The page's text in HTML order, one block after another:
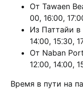
От Tawaen
00, 16⁚00,
Из Паттайи в
14⁚00, 15⁚30,
От Naban
12⁚00, 14⁚00,
Время в пути на